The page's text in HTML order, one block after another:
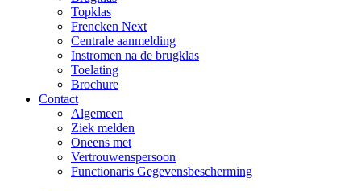
Topklas
Frencken Next
Centrale aanmelding
Instromen na de brugklas
Toelating
Brochure
Contact
Algemeen
Ziek melden
Oneens met
Vertrouwenspersoon
Functionaris Gegevensbescherming